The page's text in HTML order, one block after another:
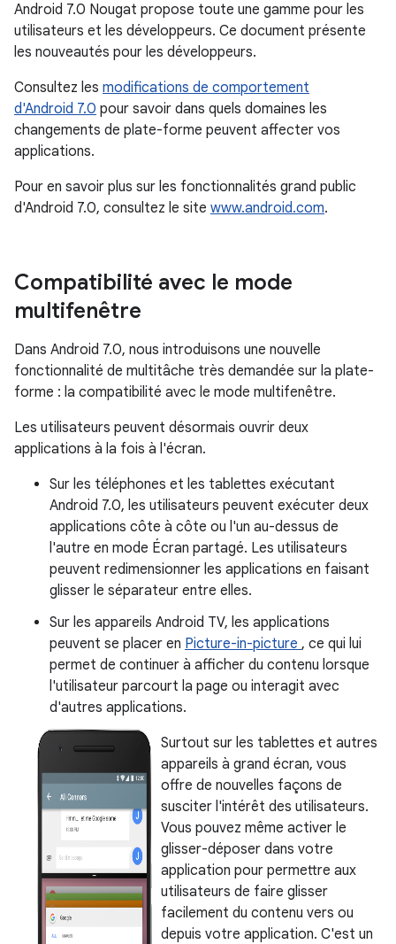
Android 7.0 Nougat propose toute une gamme pour les
utilisateurs et les développeurs. Ce document présente
les nouveautés pour les développeurs.
Consultez les modifications de comportement
d'Android 7.0 pour savoir dans quels domaines les
changements de plate-forme peuvent affecter vos
applications.
Pour en savoir plus sur les fonctionnalités grand public
d'Android 7.0, consultez le site www.android.com.
Compatibilité avec le mode
multifenêtre
Dans Android 7.0, nous introduisons une nouvelle
fonctionnalité de multitâche très demandée sur la plate-
forme : la compatibilité avec le mode multifenêtre.
Les utilisateurs peuvent désormais ouvrir deux
applications à la fois à l'écran.
Sur les téléphones et les tablettes exécutant
Android 7.0, les utilisateurs peuvent exécuter deux
applications côte à côte ou l'un au-dessus de
l'autre en mode Écran partagé. Les utilisateurs
peuvent redimensionner les applications en faisant
glisser le séparateur entre elles.
Sur les appareils Android TV, les applications
peuvent se placer en Picture-in-picture , ce qui lui
permet de continuer à afficher du contenu lorsque
l'utilisateur parcourt la page ou interagit avec
d'autres applications.
Surtout sur les tablettes et autres
appareils à grand écran, vous
offre de nouvelles façons de
susciter l'intérêt des utilisateurs.
Vous pouvez même activer le
glisser-déposer dans votre
application pour permettre aux
utilisateurs de faire glisser
facilement du contenu vers ou
depuis votre application. C'est un